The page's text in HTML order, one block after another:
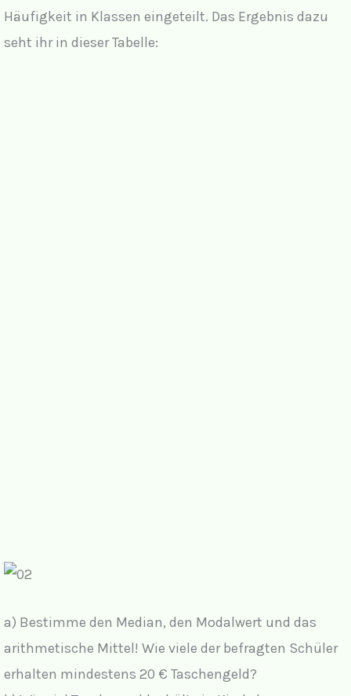
Häufigkeit in Klassen eingeteilt. Das Ergebnis dazu
seht ihr in dieser Tabelle:
a) Bestimme den Median, den Modalwert und das
arithmetische Mittel! Wie viele der befragten Schüler
erhalten mindestens 20 € Taschengeld?